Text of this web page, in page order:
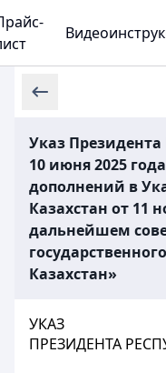
Указ Президента
10 июня 2025
дополнений в
Казахстан от 11
дальнейшем
Казахстан»
УКАЗ
ПРЕЗИДЕНТА